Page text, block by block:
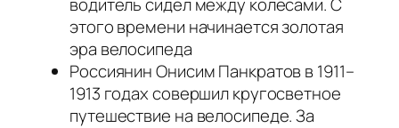
водитель сидел между колесами. С
этого времени начинается золотая
эра велосипеда
Россиянин Онисим Панкратов в 1911–
1913 годах совершил кругосветное
путешествие на велосипеде. За